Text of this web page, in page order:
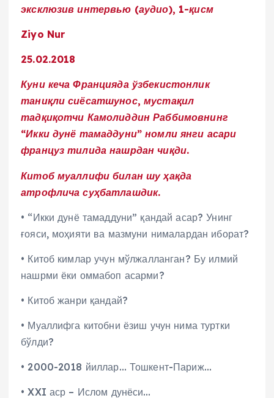
эксклюзив интервью (аудио), 1-қисм
Ziyo Nur
25.02.2018
Куни кеча Францияда ўзбекистонлик
таниқли сиёсатшунос, мустақил
тадқиқотчи Камолиддин Раббимовнинг
“Икки дунё тамаддуни” номли янги асари
француз тилида нашрдан чиқди.
Китоб муаллифи билан шу ҳақда
атрофлича суҳбатлашдик.
• “Икки дунё тамаддуни” қандай асар? Унинг
ғояси, моҳияти ва мазмуни нималардан иборат?
• Китоб кимлар учун мўлжалланган? Бу илмий
нашрми ёки оммабоп асарми?
• Китоб жанри қандай?
• Муаллифга китобни ёзиш учун нима туртки
бўлди?
• 2000-2018 йиллар… Тошкент-Париж…
• XXI аср – Ислом дунёси…